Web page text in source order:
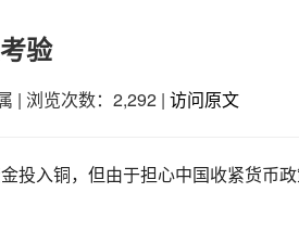
验
| 浏览次数：2,292 | 访问原文
投入铜，但由于担心中国收紧货币